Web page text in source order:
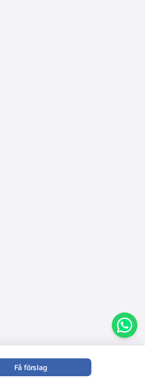
Få förslag